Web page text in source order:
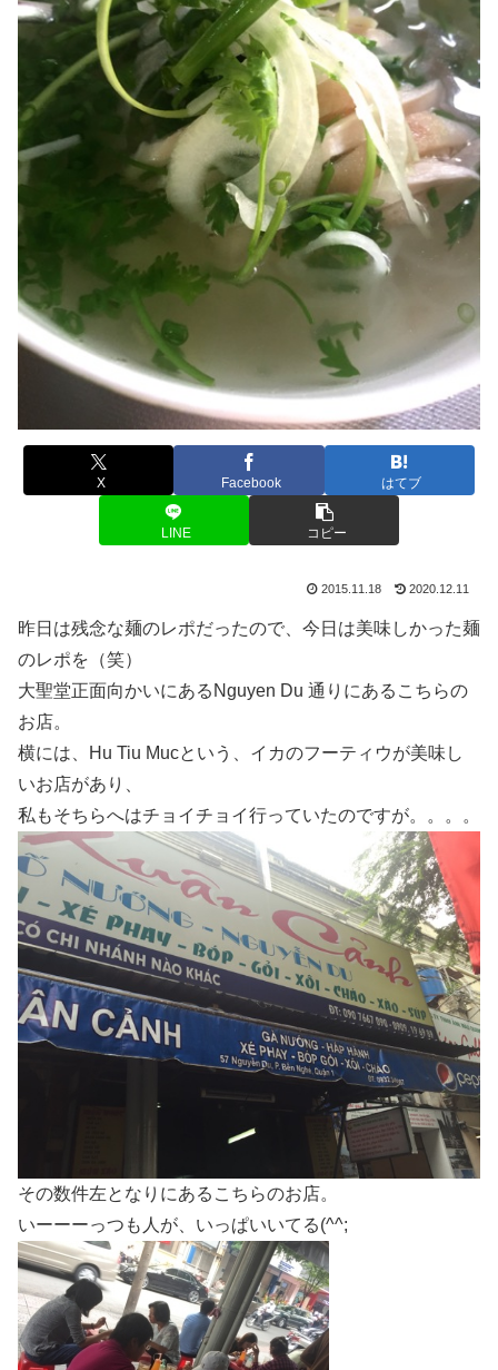
X Facebook はてブ
LINE コピー
2015.11.18 2020.12.11
昨日は残念な麺のレポだったので、今日は美味しかった麺
のレポを（笑）
大聖堂正面向かいにあるNguyen Du 通りにあるこちらの
お店。
横には、Hu Tiu Mucという、イカのフーティウが美味し
いお店があり、
私もそちらへはチョイチョイ行っていたのですが。。。。
その数件左となりにあるこちらのお店。
いーーーっつも人が、いっぱいいてる(^^;